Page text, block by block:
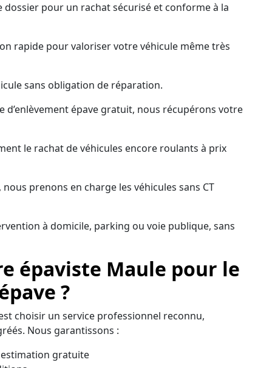
pour un rachat sécurisé et conforme à la
rapide pour valoriser votre véhicule même très
sans obligation de réparation.
d’enlèvement épave gratuit, nous récupérons votre
le rachat de véhicules encore roulants à prix
prenons en charge les véhicules sans CT
à domicile, parking ou voie publique, sans
épaviste Maule pour le
?
choisir un service professionnel reconnu,
Nous garantissons :
gratuite